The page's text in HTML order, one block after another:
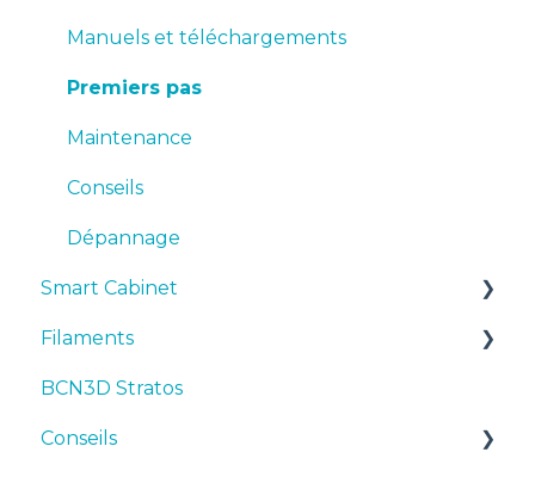
Premiers pas
Maintenance
Conseils
Dépannage
Manuels et téléchargements
Premiers pas
Maintenance
Conseils
Dépannage
Smart Cabinet
Manuals & Downloads
First steps
Maintenance
Filaments
Suggestions
TPU
BCN3D Stratos
Conseils